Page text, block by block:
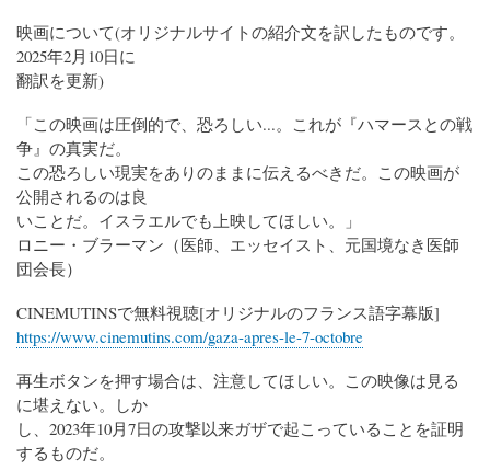
映画について(オリジナルサイトの紹介文を訳したものです。
2025年2月10日に
翻訳を更新)
「この映画は圧倒的で、恐ろしい...。これが『ハマースとの戦
争』の真実だ。
この恐ろしい現実をありのままに伝えるべきだ。この映画が
公開されるのは良
いことだ。イスラエルでも上映してほしい。」
ロニー・ブラーマン（医師、エッセイスト、元国境なき医師
団会長）
CINEMUTINSで無料視聴[オリジナルのフランス語字幕版]
https://www.cinemutins.com/gaza-apres-le-7-octobre
再生ボタンを押す場合は、注意してほしい。この映像は見る
に堪えない。しか
し、2023年10月7日の攻撃以来ガザで起こっていることを証明
するものだ。